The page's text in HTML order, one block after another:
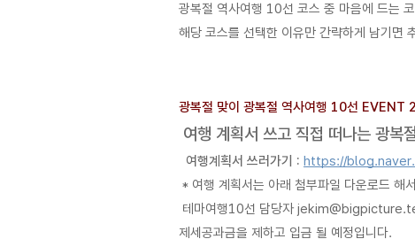
광복절 역사여행 10선 코스 중 마음에 드는
해당 코스를 선택한 이유만 간략하게 남기면
광복절 맞이 광복절 역사여행 10선
여행 계획서 쓰고 직접 떠나는 광
  여행계획서 쓰러가기 :
https://
* 여행 계획서는 아래 첨부파일 다운로드 해
테마여행10선 담당자
제세공과금을 제하고 입금 될 예정입니다.